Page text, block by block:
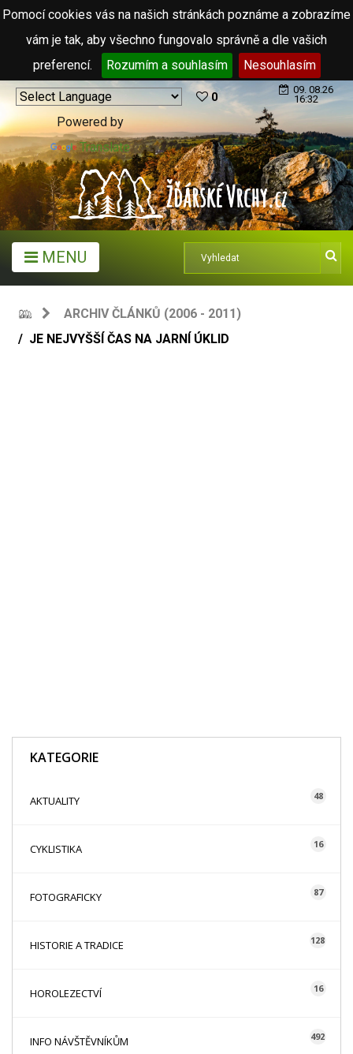
Pomocí cookies vás na našich stránkách poznáme a zobrazíme
vám je tak, aby všechno fungovalo správně a dle vašich
preferencí.
Rozumím a souhlasím Nesouhlasím
Powered by
Translate
0
09. 08.26
16:32
MENU
ARCHIV ČLÁNKŮ (2006 - 2011)
JE NEJVYŠŠÍ ČAS NA JARNÍ ÚKLID
KATEGORIE
AKTUALITY 48
CYKLISTIKA 16
FOTOGRAFICKY 87
HISTORIE A TRADICE 128
HOROLEZECTVÍ 16
INFO NÁVŠTĚVNÍKŮM 492